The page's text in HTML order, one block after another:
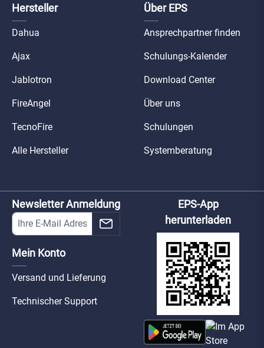
Hersteller
Dahua
Ajax
Jablotron
FireAngel
TecnoFire
Alle Hersteller
Über EPS
Ansprechpartner finden
Schulungs-Kalender
Download Center
Über uns
Schulungen
Systemberatung
Newsletter Anmeldung
Mein Konto
Versand und Lieferung
Technischer Support
EPS-App
herunterladen